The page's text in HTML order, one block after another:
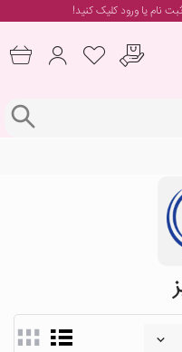
ثبت نام یا ورودکلیک کنید!